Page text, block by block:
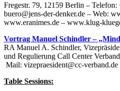
Fregestr. 79, 12159 Berlin –
buero@jens-der-denker.de – Web:
www.eranimes.de – www.klug-
Vortrag Manuel Schindler –
RA Manuel A. Schindler,
und Regulierung Call Center
Mail: vizepraesident@cc-
Table Sessions: